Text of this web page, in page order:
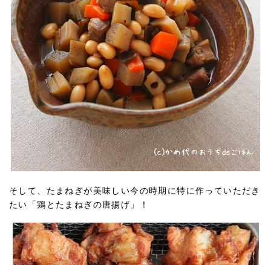
そして、たまねぎが美味しい今の時期に特に作っていただき
たい「鶏とたまねぎの唐揚げ」！